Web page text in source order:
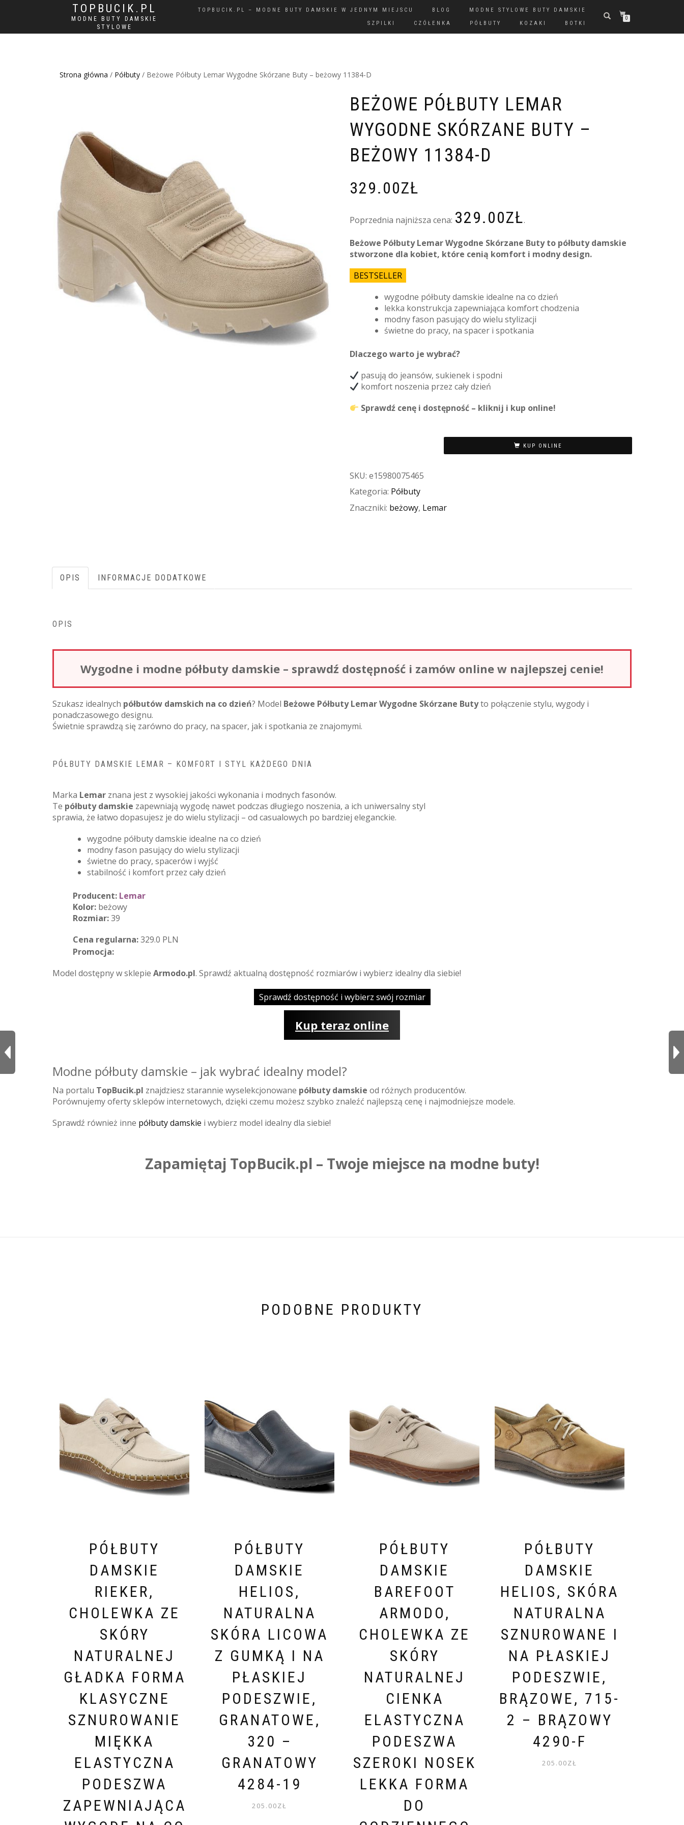
TOPBUCIK.PL
MODNE BUTY DAMSKIE
STYLOWE
TOPBUCIK.PL – MODNE BUTY DAMSKIE W JEDNYM MIEJSCU BLOG
MODNE STYLOWE BUTY DAMSKIE
SZPILKI
CZÓŁENKA PÓŁBUTY KOZAKI BOTKI
0
Strona główna / Półbuty / Beżowe Półbuty Lemar Wygodne Skórzane Buty – beżowy 11384-D
BEŻOWE PÓŁBUTY LEMAR
WYGODNE SKÓRZANE BUTY –
BEŻOWY 11384-D
329.00ZŁ
Poprzednia najniższa cena: 329.00ZŁ.
Beżowe Półbuty Lemar Wygodne Skórzane Buty to półbuty damskie
stworzone dla kobiet, które cenią komfort i modny design.
BESTSELLER
wygodne półbuty damskie idealne na co dzień
lekka konstrukcja zapewniająca komfort chodzenia
modny fason pasujący do wielu stylizacji
świetne do pracy, na spacer i spotkania
Dlaczego warto je wybrać?
pasują do jeansów, sukienek i spodni
komfort noszenia przez cały dzień
Sprawdź cenę i dostępność – kliknij i kup online!
KUP ONLINE
SKU: e15980075465
Kategoria: Półbuty
Znaczniki: beżowy, Lemar
OPIS INFORMACJE DODATKOWE
OPIS
Wygodne i modne półbuty damskie – sprawdź dostępność i zamów online w najlepszej cenie!
Szukasz idealnych półbutów damskich na co dzień? Model Beżowe Półbuty Lemar Wygodne Skórzane Butyto połączenie stylu, wygody i
ponadczasowego designu.
Świetnie sprawdzą się zarówno do pracy, na spacer, jak i spotkania ze znajomymi.
PÓŁBUTY DAMSKIE LEMAR – KOMFORT I STYL KAŻDEGO DNIA
Marka Lemar znana jest z wysokiej jakości wykonania i modnych fasonów.
Te półbuty damskie zapewniają wygodę nawet podczas długiego noszenia, a ich uniwersalny styl
sprawia, że łatwo dopasujesz je do wielu stylizacji – od casualowych po bardziej eleganckie.
wygodne półbuty damskie idealne na co dzień
modny fason pasujący do wielu stylizacji
świetne do pracy, spacerów i wyjść
stabilność i komfort przez cały dzień
Producent: Lemar
Kolor: beżowy
Rozmiar:39
Cena regularna:329.0 PLN
Promocja:
Model dostępny w sklepie Armodo.pl. Sprawdź aktualną dostępność rozmiarów i wybierz idealny dla siebie!
Sprawdź dostępność i wybierz swój rozmiar
Kup teraz online
Modne półbuty damskie – jak wybrać idealny model?
Na portalu TopBucik.pl znajdziesz starannie wyselekcjonowane półbuty damskie od różnych producentów.
Porównujemy oferty sklepów internetowych, dzięki czemu możesz szybko znaleźć najlepszą cenę i najmodniejsze modele.
Sprawdź również inne półbuty damskie i wybierz model idealny dla siebie!
Zapamiętaj TopBucik.pl – Twoje miejsce na modne buty!
PODOBNE PRODUKTY
PÓŁBUTY
DAMSKIE
RIEKER,
CHOLEWKA ZE
SKÓRY
NATURALNEJ
GŁADKA FORMA
KLASYCZNE
SZNUROWANIE
MIĘKKA
ELASTYCZNA
PODESZWA
ZAPEWNIAJĄCA
PÓŁBUTY
DAMSKIE
HELIOS,
NATURALNA
SKÓRA LICOWA
Z GUMKĄ I NA
PŁASKIEJ
PODESZWIE,
GRANATOWE,
320 –
GRANATOWY
4284-19
205.00ZŁ
PÓŁBUTY
DAMSKIE
BAREFOOT
ARMODO,
CHOLEWKA ZE
SKÓRY
NATURALNEJ
CIENKA
ELASTYCZNA
PODESZWA
SZEROKI NOSEK
LEKKA FORMA
DO
PÓŁBUTY
DAMSKIE
HELIOS, SKÓRA
NATURALNA
SZNUROWANE I
NA PŁASKIEJ
PODESZWIE,
BRĄZOWE, 715-
2 – BRĄZOWY
4290-F
205.00ZŁ